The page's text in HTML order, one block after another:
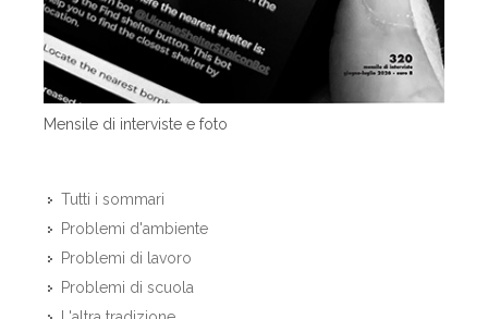
Mensile di interviste e foto
Tutti i sommari
Problemi d'ambiente
Problemi di lavoro
Problemi di scuola